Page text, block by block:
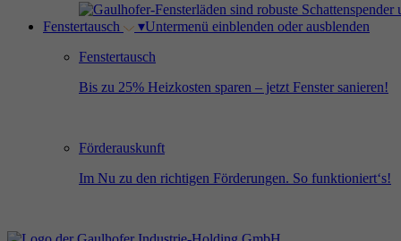
Fenstertausch ▾Untermenü einblenden oder ausblenden
Fenstertausch
Bis zu 25% Heizkosten sparen – jetzt Fenster sanieren!
Förderauskunft
Im Nu zu den richtigen Förderungen. So funktioniert‘s!